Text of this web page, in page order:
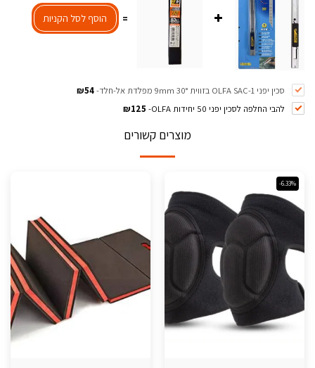
= הוסף לסל הקניות
סכין יפני OLFA SAC-1 בזווית 30° 9mm מפלדת אל-חלד -
₪54
להבי החלפה לסכין יפני 50 יחידות OLFA
-
₪125
מוצרים קשורים
-6.33%